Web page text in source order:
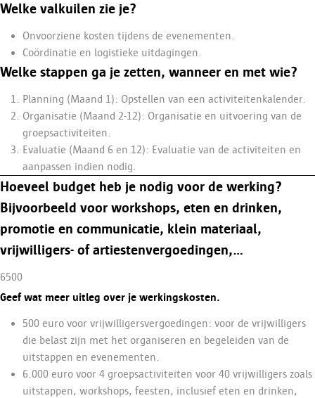
Welke valkuilen zie je?
Onvoorziene kosten tijdens de evenementen.
Coördinatie en logistieke uitdagingen.
Welke stappen ga je zetten, wanneer en met wie?
Planning (Maand 1): Opstellen van een activiteitenkalender.
Organisatie (Maand 2-12): Organisatie en uitvoering van de
groepsactiviteiten.
Evaluatie (Maand 6 en 12): Evaluatie van de activiteiten en
aanpassen indien nodig.
Hoeveel budget heb je nodig voor de werking?
Bijvoorbeeld voor workshops, eten en drinken,
promotie en communicatie, klein materiaal,
vrijwilligers- of artiestenvergoedingen,…
6500
Geef wat meer uitleg over je werkingskosten.
500 euro voor vrijwilligersvergoedingen: voor de vrijwilligers
die belast zijn met het organiseren en begeleiden van de
uitstappen en evenementen.
6.000 euro voor 4 groepsactiviteiten voor 40 vrijwilligers zoals
uitstappen, workshops, feesten, inclusief eten en drinken,